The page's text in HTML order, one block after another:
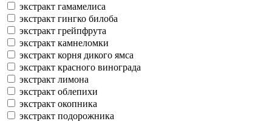
экстракт гамамелиса
экстракт гингко билоба
экстракт грейпфрута
экстракт камнеломки
экстракт корня дикого ямса
экстракт красного винограда
экстракт лимона
экстракт облепихи
экстракт окопника
экстракт подорожника